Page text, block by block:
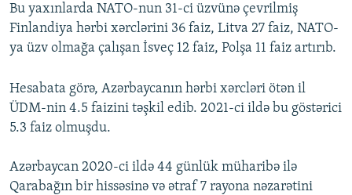
Bu yaxınlarda NATO-nun 31-ci üzvünə çevrilmiş
Finlandiya hərbi xərclərini 36 faiz, Litva 27 faiz, NATO-
ya üzv olmağa çalışan İsveç 12 faiz, Polşa 11 faiz artırıb.
Hesabata görə, Azərbaycanın hərbi xərcləri ötən il
ÜDM-nin 4.5 faizini təşkil edib. 2021-ci ildə bu göstərici
5.3 faiz olmuşdu.
Azərbaycan 2020-ci ildə 44 günlük müharibə ilə
Qarabağın bir hissəsinə və ətraf 7 rayona nəzarətini